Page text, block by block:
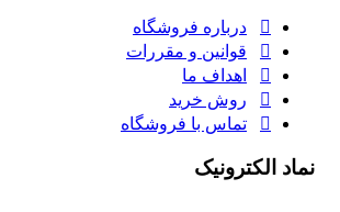
درباره فروشگاه
قوانین و مقررات
اهداف ما
روش خرید
تماس با فروشگاه
نماد الکترونیک